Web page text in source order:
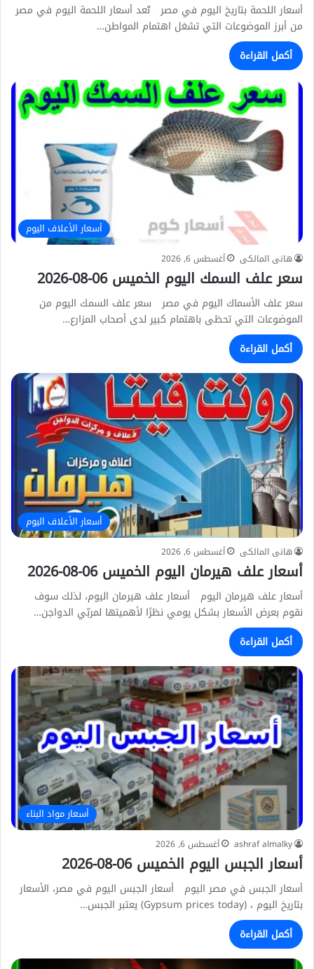
أسعار اللحمة بتاريخ اليوم في مصر تُعد أسعار اللحمة اليوم في مصر
من أبرز الموضوعات التي تشغل اهتمام المواطن…
أكمل القراءة
أسعار الأعلاف اليوم
هانى المالكى أغسطس 6, 2026
سعر علف السمك اليوم الخميس 06-08-2026
سعر علف الأسماك اليوم في مصر سعر علف السمك اليوم من
الموضوعات التي تحظى باهتمام كبير لدى أصحاب المزارع…
أكمل القراءة
أسعار الأعلاف اليوم
هانى المالكى أغسطس 6, 2026
أسعار علف هيرمان اليوم الخميس 06-08-2026
أسعار علف هيرمان اليوم أسعار علف هيرمان اليوم، لذلك سوف
نقوم بعرض الأسعار بشكل يومي نظرًا لأهميتها لمربّي الدواجن…
أكمل القراءة
أسعار مواد البناء
ashraf almalky أغسطس 6, 2026
أسعار الجبس اليوم الخميس 06-08-2026
أسعار الجبس في مصر اليوم أسعار الجبس اليوم في مصر، الأسعار
بتاريخ اليوم ، (Gypsum prices today) يعتبر الجبس…
أكمل القراءة